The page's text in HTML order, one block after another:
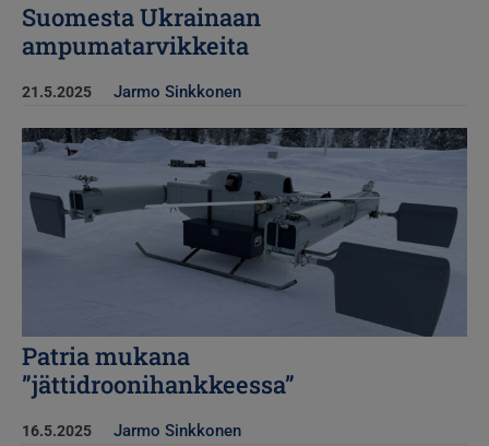
Suomesta Ukrainaan
ampumatarvikkeita
21.5.2025 Jarmo Sinkkonen
Kuva
Patria mukana
”jättidroonihankkeessa”
16.5.2025 Jarmo Sinkkonen